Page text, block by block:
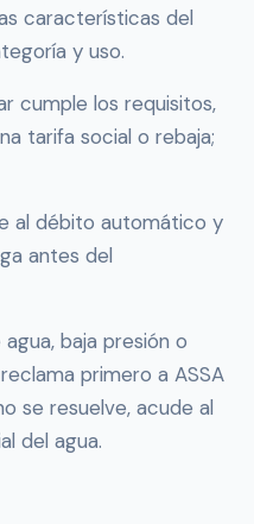
características del
y uso.
cumple los requisitos,
tarifa social o rebaja;
al débito automático y
antes del
baja presión o
primero a ASSA
se resuelve, acude al
del agua.